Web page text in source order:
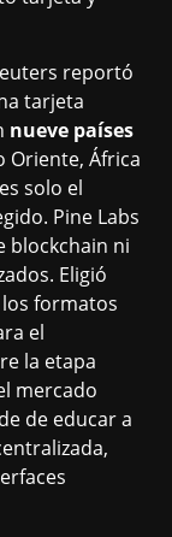
reportó
tarjeta
nueve países
Oriente, África
solo el
Pine Labs
blockchain ni
Eligió
formatos
el
la etapa
mercado
de educar a